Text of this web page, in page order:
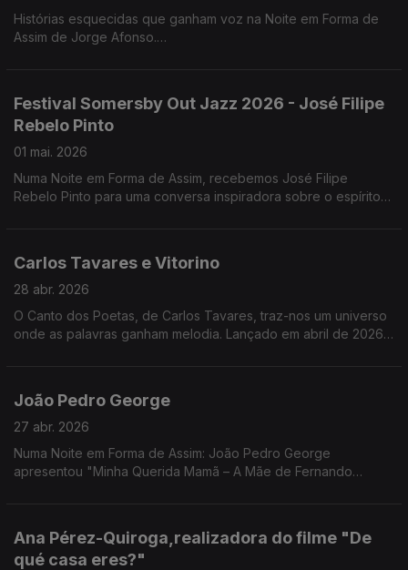
Histórias esquecidas que ganham voz na Noite em Forma de
Assim de Jorge Afonso.
Festival Somersby Out Jazz 2026 - José Filipe
Rebelo Pinto
01 mai. 2026
Numa Noite em Forma de Assim, recebemos José Filipe
Rebelo Pinto para uma conversa inspiradora sobre o espírito
Carlos Tavares e Vitorino
28 abr. 2026
O Canto dos Poetas, de Carlos Tavares, traz-nos um universo
onde as palavras ganham melodia. Lançado em abril de 2026,
João Pedro George
27 abr. 2026
Numa Noite em Forma de Assim: João Pedro George
apresentou "Minha Querida Mamã – A Mãe de Fernando
Ana Pérez-Quiroga,realizadora do filme "De
qué casa eres?"